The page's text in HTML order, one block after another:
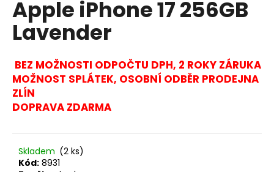
je
0,0
hvězdiček.
Apple iPhone 17 256GB
Lavender
BEZ MOŽNOSTI ODPOČTU DPH, 2 ROKY ZÁRUKA
MOŽNOST SPLÁTEK, OSOBNÍ ODBĚR PRODEJNA
ZLÍN
DOPRAVA ZDARMA
Skladem (2 ks)
Kód: 8931
a
j
t
?